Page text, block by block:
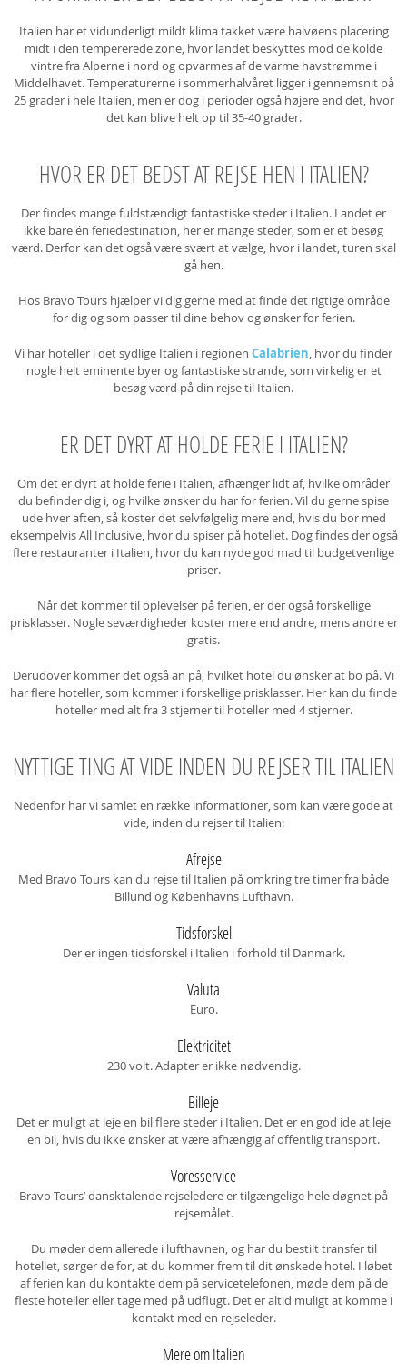
Italien har et vidunderligt mildt klima takket være halvøens placering
midt i den tempererede zone, hvor landet beskyttes mod de kolde
vintre fra Alperne i nord og opvarmes af de varme havstrømme i
Middelhavet. Temperaturerne i sommerhalvåret ligger i gennemsnit på
25 grader i hele Italien, men er dog i perioder også højere end det, hvor
det kan blive helt op til 35-40 grader.
HVOR ER DET BEDST AT REJSE HEN I ITALIEN?
Der findes mange fuldstændigt fantastiske steder i Italien. Landet er
ikke bare én feriedestination, her er mange steder, som er et besøg
værd. Derfor kan det også være svært at vælge, hvor i landet, turen skal
gå hen.
Hos Bravo Tours hjælper vi dig gerne med at finde det rigtige område
for dig og som passer til dine behov og ønsker for ferien.
Vi har hoteller i det sydlige Italien i regionen Calabrien, hvor du finder
nogle helt eminente byer og fantastiske strande, som virkelig er et
besøg værd på din rejse til Italien.
ER DET DYRT AT HOLDE FERIE I ITALIEN?
Om det er dyrt at holde ferie i Italien, afhænger lidt af, hvilke områder
du befinder dig i, og hvilke ønsker du har for ferien. Vil du gerne spise
ude hver aften, så koster det selvfølgelig mere end, hvis du bor med
eksempelvis All Inclusive, hvor du spiser på hotellet. Dog findes der også
flere restauranter i Italien, hvor du kan nyde god mad til budgetvenlige
priser.
Når det kommer til oplevelser på ferien, er der også forskellige
prisklasser. Nogle seværdigheder koster mere end andre, mens andre er
gratis.
Derudover kommer det også an på, hvilket hotel du ønsker at bo på. Vi
har flere hoteller, som kommer i forskellige prisklasser. Her kan du finde
hoteller med alt fra 3 stjerner til hoteller med 4 stjerner.
NYTTIGE TING AT VIDE INDEN DU REJSER TIL ITALIEN
Nedenfor har vi samlet en række informationer, som kan være gode at
vide, inden du rejser til Italien:
Afrejse
Med Bravo Tours kan du rejse til Italien på omkring tre timer fra både
Billund og Københavns Lufthavn.
Tidsforskel
Der er ingen tidsforskel i Italien i forhold til Danmark.
Valuta
Euro.
Elektricitet
230 volt. Adapter er ikke nødvendig.
Billeje
Det er muligt at leje en bil flere steder i Italien. Det er en god ide at leje
en bil, hvis du ikke ønsker at være afhængig af offentlig transport.
Voresservice
Bravo Tours’ dansktalende rejseledere er tilgængelige hele døgnet på
rejsemålet.
Du møder dem allerede i lufthavnen, og har du bestilt transfer til
hotellet, sørger de for, at du kommer frem til dit ønskede hotel. I løbet
af ferien kan du kontakte dem på servicetelefonen, møde dem på de
fleste hoteller eller tage med på udflugt. Det er altid muligt at komme i
kontakt med en rejseleder.
Mere om Italien